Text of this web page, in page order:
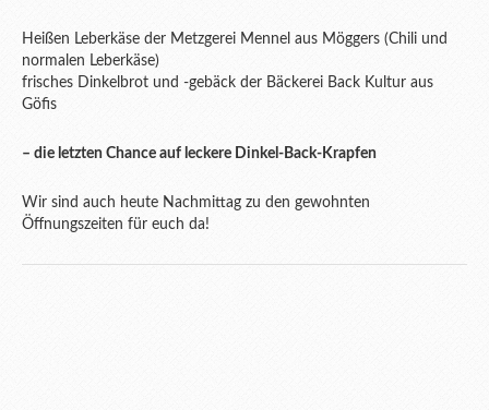
Heißen Leberkäse der Metzgerei Mennel aus Möggers (Chili und
normalen Leberkäse)
frisches Dinkelbrot und -gebäck der Bäckerei Back Kultur aus
Göfis
– die letzten Chance auf leckere Dinkel-Back-Krapfen
Wir sind auch heute Nachmittag zu den gewohnten
Öffnungszeiten für euch da!